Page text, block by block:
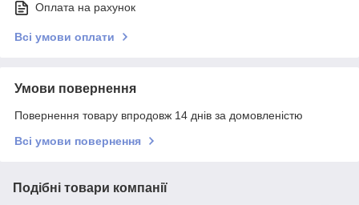
Оплата на рахунок
Всі умови оплати
Умови повернення
Повернення товару впродовж 14 днів за домовленістю
Всі умови повернення
Подібні товари компанії